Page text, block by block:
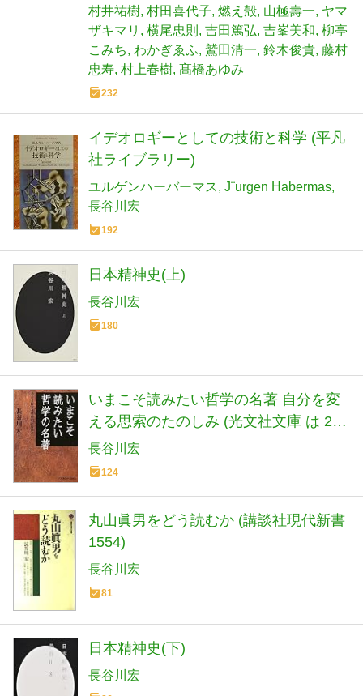
村井祐樹 村田喜代子 燃え殻 山極壽一 ヤマ
ザキマリ
横尾忠則 吉田篤弘 吉峯美和 柳亭
こみち
わかぎゑふ 鷲田清一 鈴木俊貴 藤村
忠寿 村上春樹 髙橋あゆみ
232
イデオロギーとしての技術と科学 (平凡
社ライブラリー)
ユルゲンハーバーマス J¨urgen Habermas
長谷川宏
192
日本精神史(上)
長谷川宏
180
いまこそ読みたい哲学の名著 自分を変
える思索のたのしみ (光文社文庫 は 24-
1)
長谷川宏
124
丸山眞男をどう読むか (講談社現代新書
1554)
長谷川宏
81
日本精神史(下)
長谷川宏